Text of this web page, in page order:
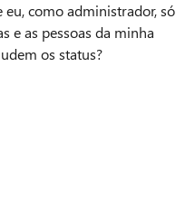
como administrador, só
e as pessoas da minha
os status?